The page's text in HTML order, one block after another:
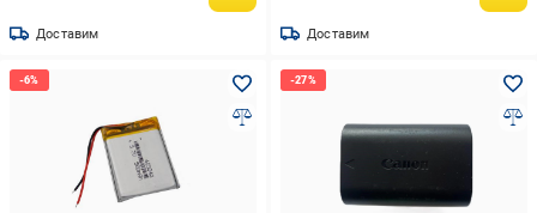
Доставим Доставим